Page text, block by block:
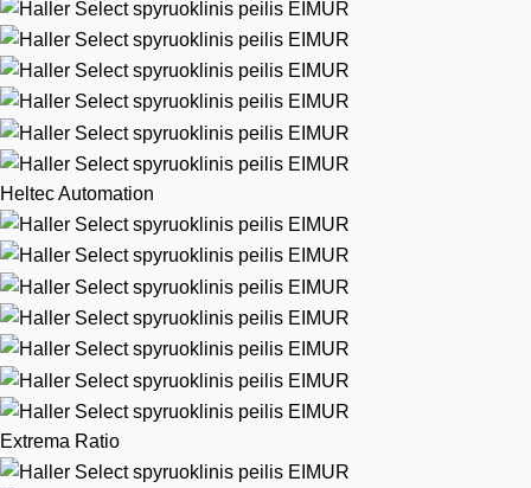
Heltec Automation
Extrema Ratio